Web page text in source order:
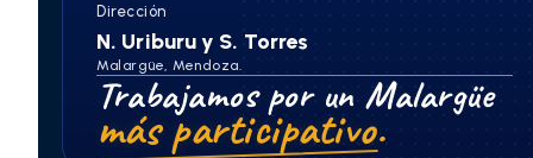
Dirección
N. Uriburu y S. Torres
Malargüe, Mendoza.
Trabajamos por un Malargüe
más participativo.